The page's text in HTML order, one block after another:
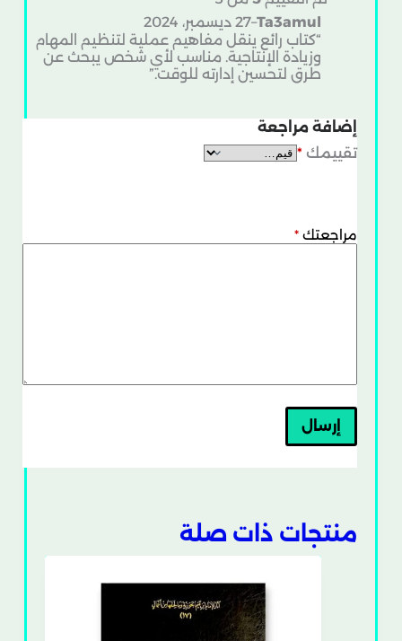
Ta3amul
–27 ديسمبر، 2024
“كتاب رائع ينقل مفاهيم عملية لتنظيم المهام
وزيادة الإنتاجية. مناسب لأي شخص يبحث عن
طرق لتحسين إدارته للوقت.”
إضافة مراجعة
تقييمك *
مراجعتك *
إرسال
منتجات ذات صلة